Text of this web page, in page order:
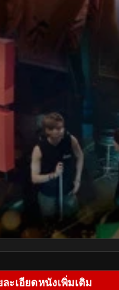
ละเอียดหนังเพิ่มเติม